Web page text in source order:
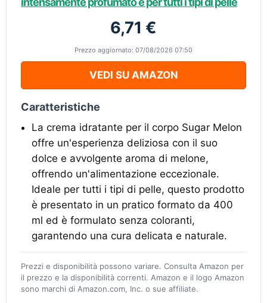
6,71 €
Prezzo aggiornato: 07/08/2026 07:50
VEDI SU AMAZON
Caratteristiche
La crema idratante per il corpo Sugar Melon
offre un'esperienza deliziosa con il suo
dolce e avvolgente aroma di melone,
offrendo un'alimentazione eccezionale.
Ideale per tutti i tipi di pelle, questo prodotto
è presentato in un pratico formato da 400
ml ed è formulato senza coloranti,
garantendo una cura delicata e naturale.
Prezzi e disponibilità possono variare. Consulta Amazon per
il prezzo e la disponibilità correnti. Amazon e il logo Amazon
sono marchi di Amazon.com, Inc. o sue affiliate.